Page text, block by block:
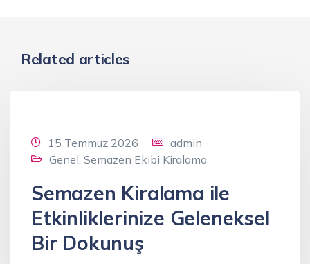
Related articles
15 Temmuz 2026
admin
Genel Semazen Ekibi Kiralama
Semazen Kiralama ile
Etkinliklerinize Geleneksel
Bir Dokunuş